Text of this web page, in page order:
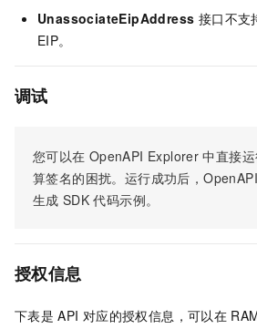
UnassociateEipAddress 接口不支
EIP。
调试
您可以在 OpenAPI Explorer 中直接
算签名的困扰。运行成功后，
生成 SDK 代码示例。
授权信息
下表是 API 对应的授权信息，可以在